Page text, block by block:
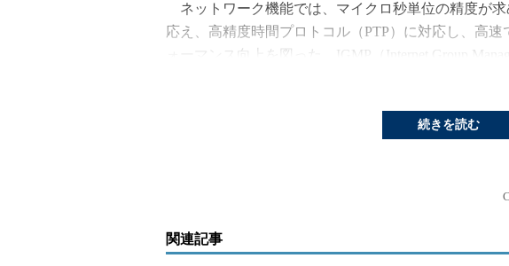
ネットワーク機能では、マイクロ秒単位の精度が
応え、高精度時間プロトコル（PTP）に対応し、高
ォーマンス向上を図った。IGMP（Internet Group
仮想化関連では、アクティブゲストに対して仮想プ
動的に設定できるようにしたほか、カーネルベース
し、Red Hat StorageやGlusterFSで管理するストレージ
続きを読む
関連記事